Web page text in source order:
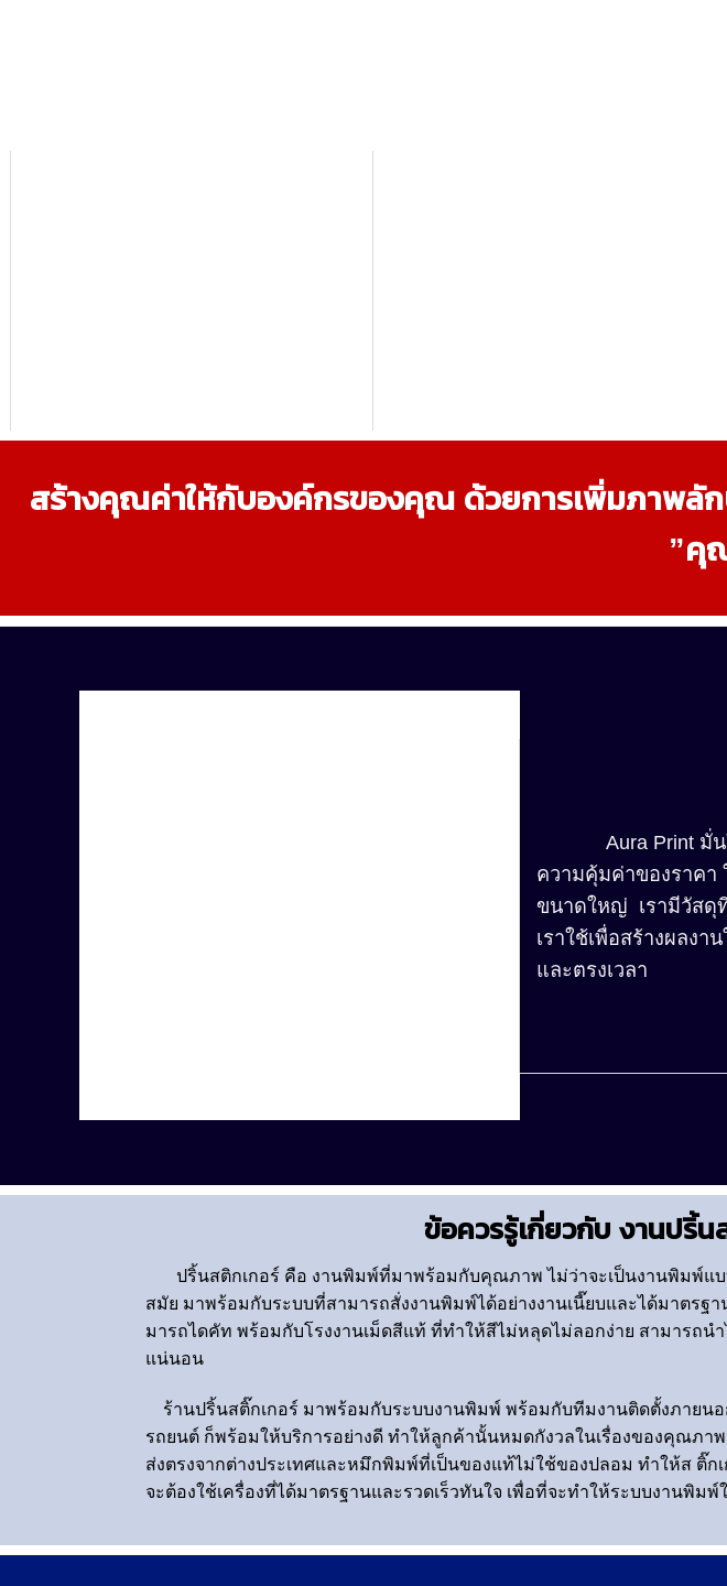
สร้างคุณค่าให้กับองค์กรของคุณ ด้วยการเพิ่มภาพลั
”คุ
Aura Print มั่นใจ
ความคุ้มค่าของราคา
ขนาดใหญ่ เรามีวัสดุ
เราใช้เพื่อสร้างผลง
และตรงเวลา
ข้อควรรู้เกี่ยวกับ งานปริ้
ปริ้นสติกเกอร์ คือ งานพิมพ์ที่มาพร้อมกับคุณภาพ ไม่ว่าจะเป็นงานพิมพ์แ
สมัย มาพร้อมกับระบบที่สามารถสั่งงานพิมพ์ได้อย่างงานเนี๊ยบและได้มาตรฐ
มารถไดคัท พร้อมกับโรงงานเม็ดสีแท้ ที่ทำให้สีไม่หลุดไม่ลอกง่าย สามารถน
แน่นอน
ร้านปริ้นสติ๊กเกอร์ มาพร้อมกับระบบงานพิมพ์ พร้อมกับทีมงานติดตั้งภายนอ
รถยนต์ ก็พร้อมให้บริการอย่างดี ทำให้ลูกค้านั้นหมดกังวลในเรื่องของคุณภาพ
ส่งตรงจากต่างประเทศและหมึกพิมพ์ที่เป็นของแท้ไม่ใช้ของปลอม ทำให้ส ติ๊
จะต้องใช้เครื่องที่ได้มาตรฐานและรวดเร็วทันใจ เพื่อที่จะทำให้ระบบงานพิม